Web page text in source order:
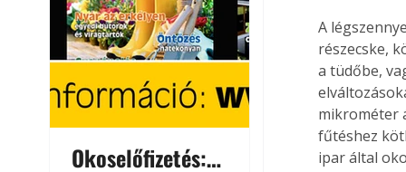
Okoselőfizetés:
Okoselőfizetés
A
részecske,
a tüdőbe,
mikrométer
fűtéshez
ipar által